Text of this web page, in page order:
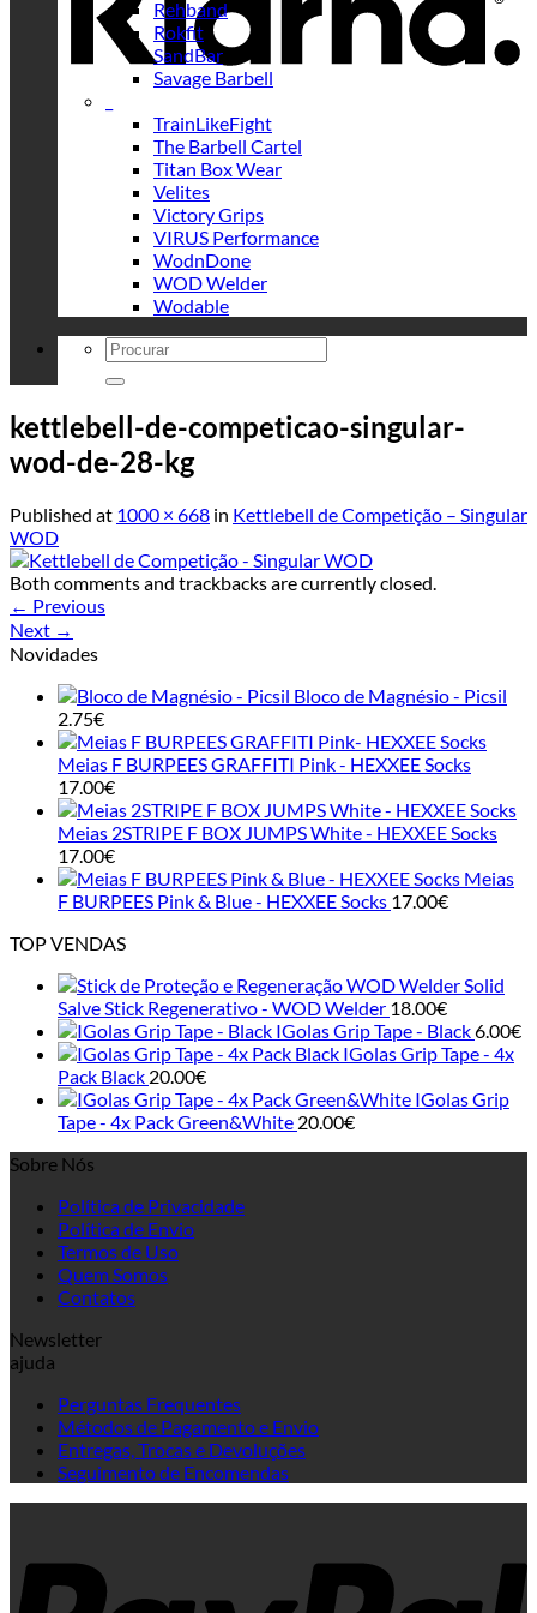
Rehband
Rokfit
SandBar
Savage Barbell
TrainLikeFight
The Barbell Cartel
Titan Box Wear
Velites
Victory Grips
VIRUS Performance
WodnDone
WOD Welder
Wodable
Search
for:
kettlebell-de-competicao-singular-
wod-de-28-kg
Published at 1000 × 668 in Kettlebell de Competição – Singular
WOD
Both comments and trackbacks are currently closed.
← Previous
Next →
Novidades
Bloco de Magnésio - Picsil
2.75€
Meias F BURPEES GRAFFITI Pink - HEXXEE Socks
17.00€
Meias 2STRIPE F BOX JUMPS White - HEXXEE Socks
17.00€
Meias
F BURPEES Pink & Blue - HEXXEE Socks 17.00€
TOP VENDAS
Solid
Salve Stick Regenerativo - WOD Welder 18.00€
IGolas Grip Tape - Black6.00€
IGolas Grip Tape - 4x
Pack Black 20.00€
IGolas Grip
Tape - 4x Pack Green&White 20.00€
Sobre Nós
Política de Privacidade
Política de Envio
Termos de Uso
Quem Somos
Contatos
Newsletter
ajuda
Perguntas Frequentes
Métodos de Pagamento e Envio
Entregas, Trocas e Devoluções
Seguimento de Encomendas